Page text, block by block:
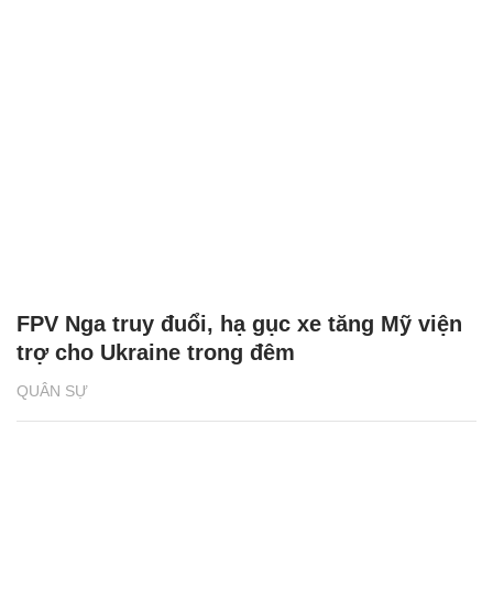
QUÂN SỰ
FPV Nga truy đuổi, hạ gục xe tăng Mỹ viện
trợ cho Ukraine trong đêm